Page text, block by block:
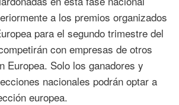
a los premios organizados
para el segundo trimestre del
con empresas de otros
Europea. Solo los ganadores y
nacionales podrán optar a
europea.